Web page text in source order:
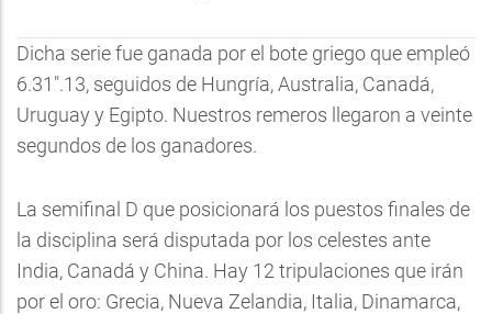
Dicha serie fue ganada por el bote griego que empleó
6.31".13, seguidos de Hungría, Australia, Canadá,
Uruguay y Egipto. Nuestros remeros llegaron a veinte
segundos de los ganadores.
La semifinal D que posicionará los puestos finales de
la disciplina será disputada por los celestes ante
India, Canadá y China. Hay 12 tripulaciones que irán
por el oro: Grecia, Nueva Zelandia, Italia, Dinamarca,